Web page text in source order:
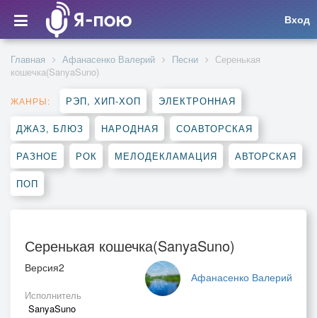
Вход
Главная Афанасенко Валерий Песни
Серенькая
кошечка(SanyaSuno)
ЖАНРЫ: РЭП, ХИП-ХОП ЭЛЕКТРОННАЯ
ДЖАЗ, БЛЮЗ НАРОДНАЯ СОАВТОРСКАЯ
РАЗНОЕ РОК МЕЛОДЕКЛАМАЦИЯ АВТОРСКАЯ
ПОП
Серенькая кошечка(SanyaSuno)
Афанасенко Валерий
Версия2
Исполнитель
SanyaSuno